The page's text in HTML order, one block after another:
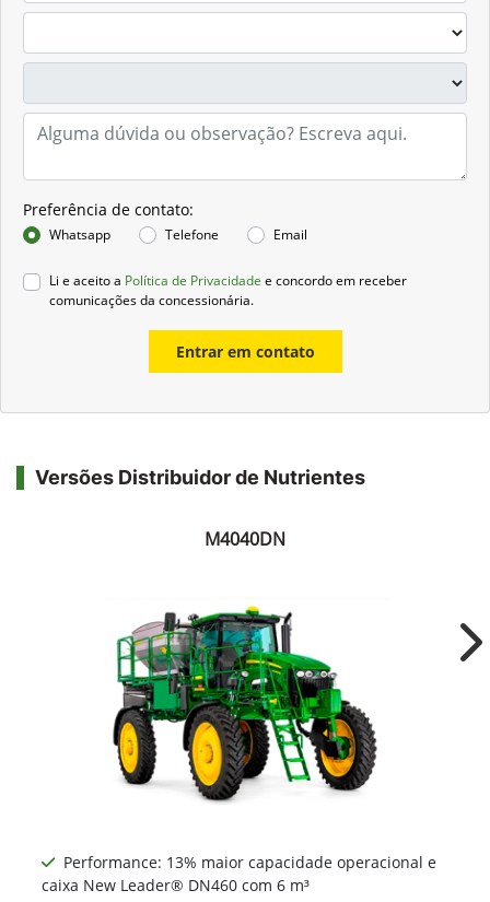
Preferência de contato:
Whatsapp Telefone Email
Li e aceito a Política de Privacidade e concordo em receber
comunicações da concessionária.
Entrar em contato
Versões Distribuidor de Nutrientes
M4040DN
Performance: 13% maior capacidade operacional e
caixa New Leader® DN460 com 6 m³